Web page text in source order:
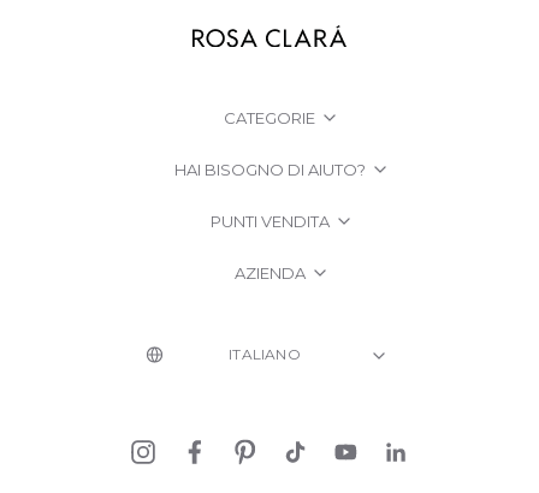
CATEGORIE
HAI BISOGNO DI AIUTO?
PUNTI VENDITA
AZIENDA